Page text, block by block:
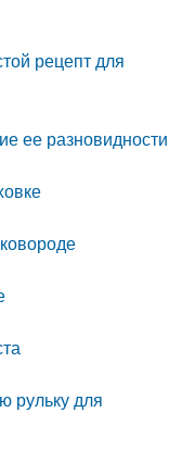
рецепт для
ее разновидности
рульку для